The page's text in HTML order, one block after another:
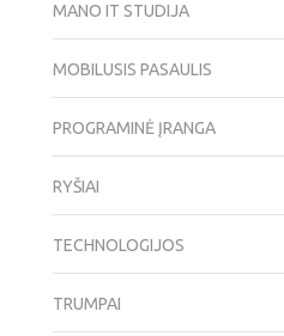
MANO IT STUDIJA
MOBILUSIS PASAULIS
PROGRAMINĖ ĮRANGA
RYŠIAI
TECHNOLOGIJOS
TRUMPAI